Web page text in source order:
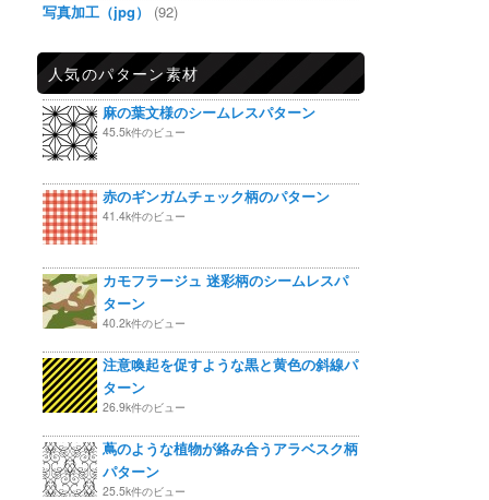
写真加工（jpg）
(92)
人気のパターン素材
麻の葉文様のシームレスパターン
45.5k件のビュー
赤のギンガムチェック柄のパターン
41.4k件のビュー
カモフラージュ 迷彩柄のシームレスパ
ターン
40.2k件のビュー
注意喚起を促すような黒と黄色の斜線パ
ターン
26.9k件のビュー
蔦のような植物が絡み合うアラベスク柄
パターン
25.5k件のビュー